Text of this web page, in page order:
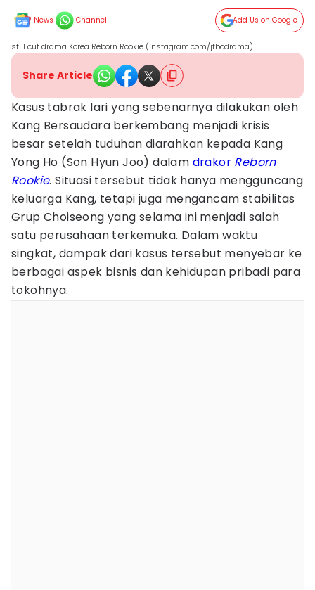
News Channel Add Us on Google
still cut drama Korea Reborn Rookie (instagram.com/jtbcdrama)
Share Article
Kasus tabrak lari yang sebenarnya dilakukan oleh
Kang Bersaudara berkembang menjadi krisis
besar setelah tuduhan diarahkan kepada Kang
Yong Ho (Son Hyun Joo) dalam drakor Reborn
Rookie. Situasi tersebut tidak hanya mengguncang
keluarga Kang, tetapi juga mengancam stabilitas
Grup Choiseong yang selama ini menjadi salah
satu perusahaan terkemuka. Dalam waktu
singkat, dampak dari kasus tersebut menyebar ke
berbagai aspek bisnis dan kehidupan pribadi para
tokohnya.